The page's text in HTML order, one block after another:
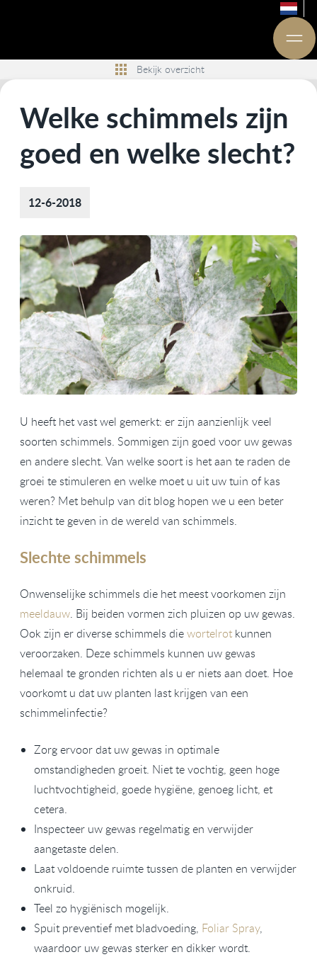
Bekijk overzicht
Welke schimmels zijn
goed en welke slecht?
12-6-2018
U heeft het vast wel gemerkt: er zijn aanzienlijk veel
soorten schimmels. Sommigen zijn goed voor uw gewas
en andere slecht. Van welke soort is het aan te raden de
groei te stimuleren en welke moet u uit uw tuin of kas
weren? Met behulp van dit blog hopen we u een beter
inzicht te geven in de wereld van schimmels.
Slechte schimmels
Onwenselijke schimmels die het meest voorkomen zijn
meeldauw. Bij beiden vormen zich pluizen op uw gewas.
Ook zijn er diverse schimmels diewortelrot kunnen
veroorzaken. Deze schimmels kunnen uw gewas
helemaal te gronden richten als u er niets aan doet. Hoe
voorkomt u dat uw planten last krijgen van een
schimmelinfectie?
Zorg ervoor dat uw gewas in optimale
omstandigheden groeit. Niet te vochtig, geen hoge
luchtvochtigheid, goede hygiëne, genoeg licht, et
cetera.
Inspecteer uw gewas regelmatig en verwijder
aangetaste delen.
Laat voldoende ruimte tussen de planten en verwijder
onkruid.
Teel zo hygiënisch mogelijk.
Spuit preventief met bladvoeding, Foliar Spray,
waardoor uw gewas sterker en dikker wordt.